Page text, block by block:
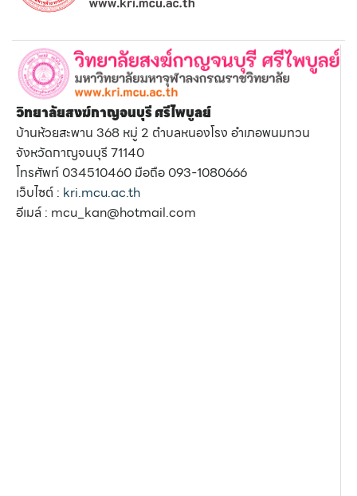
วิทยาลัยสงฆ์กาญจนบุรี ศรีไพบูลย์
บ้านห้วยสะพาน 368 หมู่ 2 ตำบลหนองโรง อำเภอพนมทวน
จังหวัดกาญจนบุรี 71140
โทรศัพท์ 034510460 มือถือ 093-1080666
เว็บไซต์ : kri.mcu.ac.th
อีเมล์ : mcu_kan@hotmail.com